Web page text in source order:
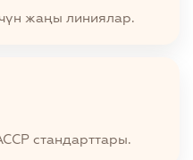
жаңы линиялар.
стандарттары.